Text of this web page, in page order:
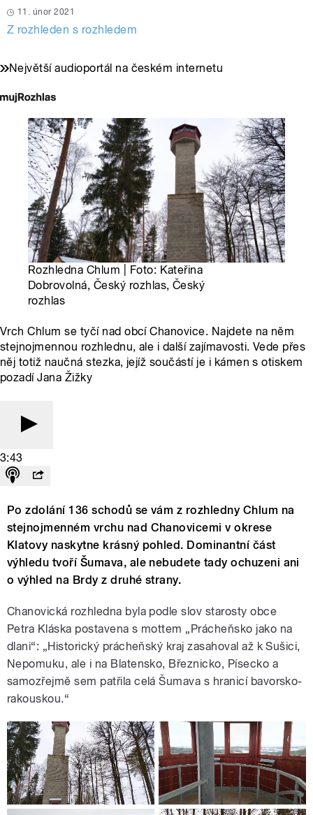
11. únor 2021
Z rozhleden s rozhledem
Největší audioportál na českém internetu
Rozhledna Chlum | Foto: Kateřina
Dobrovolná, Český rozhlas, Český
rozhlas
Vrch Chlum se tyčí nad obcí Chanovice. Najdete na něm
stejnojmennou rozhlednu, ale i další zajímavosti. Vede přes
něj totiž naučná stezka, jejíž součástí je i kámen s otiskem
pozadí Jana Žižky
3:43
Po zdolání 136 schodů se vám z rozhledny Chlum na
stejnojmenném vrchu nad Chanovicemi v okrese
Klatovy naskytne krásný pohled. Dominantní část
výhledu tvoří Šumava, ale nebudete tady ochuzeni ani
o výhled na Brdy z druhé strany.
Chanovická rozhledna byla podle slov starosty obce
Petra Kláska postavena s mottem „Prácheňsko jako na
dlani“: „Historický prácheňský kraj zasahoval až k Sušici,
Nepomuku, ale i na Blatensko, Březnicko, Písecko a
samozřejmě sem patřila celá Šumava s hranicí bavorsko-
rakouskou.“